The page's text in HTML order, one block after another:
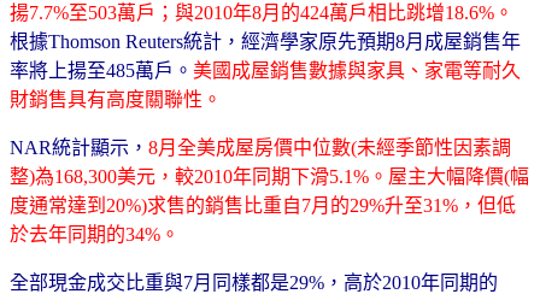
揚7.7%至503萬戶；與2010年8月的424萬戶相比跳增18.6%。
根據Thomson Reuters統計，經濟學家原先預期8月成屋銷售年
率將上揚至485萬戶。 美國成屋銷售數據與家具、家電等耐久
財銷售具有高度關聯性。
NAR統計顯示， 8月全美成屋房價中位數(未經季節性因素調
整)為168,300美元，較2010年同期下滑5.1% 。屋主大幅降價(幅
度通常達到20%)求售的銷售比重自7月的29%升至31%，但低
於去年同期的34%。
全部現金成交比重與7月同樣都是29%，高於2010年同期的